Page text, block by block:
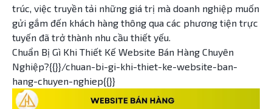
trúc, việc truyền tải những giá trị mà doanh nghiệp muốn
gửi gắm đến khách hàng thông qua các phương tiện trực
tuyến đã trở thành nhu cầu thiết yếu.
Chuẩn Bị Gì Khi Thiết Kế Website Bán Hàng Chuyên
Nghiệp?{{}}/chuan-bi-gi-khi-thiet-ke-website-ban-
hang-chuyen-nghiep{{}}